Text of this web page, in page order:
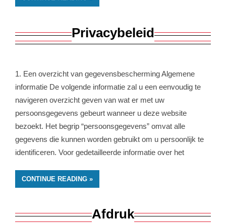
Privacybeleid
1. Een overzicht van gegevensbescherming Algemene
informatie De volgende informatie zal u een eenvoudig te
navigeren overzicht geven van wat er met uw
persoonsgegevens gebeurt wanneer u deze website
bezoekt. Het begrip “persoonsgegevens” omvat alle
gegevens die kunnen worden gebruikt om u persoonlijk te
identificeren. Voor gedetailleerde informatie over het
CONTINUE READING
Afdruk